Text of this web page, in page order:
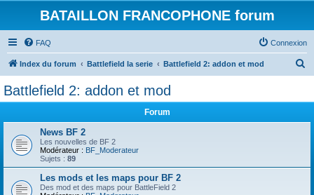
BATAILLON FRANCOPHONE forum
FAQ Connexion
Index du forum Battlefield la serie Battlefield 2: addon et mod
Battlefield 2: addon et mod
Forum
News BF 2
Les nouvelles de BF 2
Modérateur : BF_Moderateur
Sujets : 89
Les mods et les maps pour BF 2
Des mod et des maps pour BattleField 2